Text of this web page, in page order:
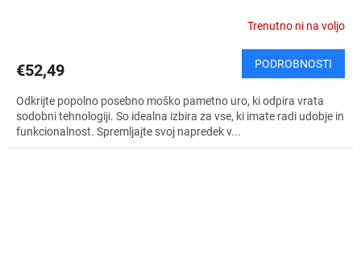
Trenutno ni na voljo
€52,49 PODROBNOSTI
Odkrijte popolno posebno moško pametno uro, ki odpira vrata
sodobni tehnologiji. So idealna izbira za vse, ki imate radi udobje in
funkcionalnost. Spremljajte svoj napredek v...